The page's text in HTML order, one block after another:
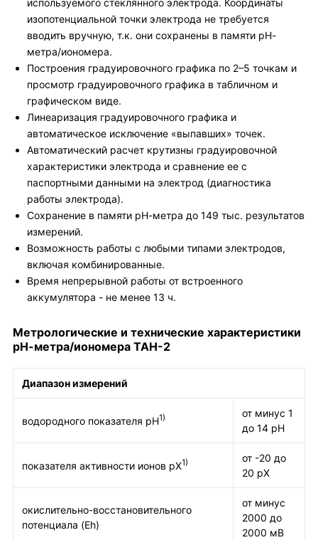
используемого стеклянного электрода. Координаты
изопотенциальной точки электрода не требуется
вводить вручную, т.к. они сохранены в памяти рН-
метра/иономера.
Построения градуировочного графика по 2–5 точкам и
просмотр градуировочного графика в табличном и
графическом виде.
Линеаризация градуировочного графика и
автоматическое исключение «выпавших» точек.
Автоматический расчет крутизны градуировочной
характеристики электрода и сравнение ее с
паспортными данными на электрод (диагностика
работы электрода).
Сохранение в памяти рН-метра до 149 тыс. результатов
измерений.
Возможность работы с любыми типами электродов,
включая комбинированные.
Время непрерывной работы от встроенного
аккумулятора - не менее 13 ч.
Метрологические и технические характеристики
рН-метра/иономера ТАН-2
Диапазон измерений
водородного показателя рН1)
от минус 1
до 14 рН
показателя активности ионов рХ1)
от -20 до
20 рХ
окислительно-восстановительного
потенциала (Eh)
от минус
2000 до
2000 мВ